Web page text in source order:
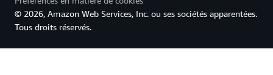
© 2026, Amazon Web Services, Inc. ou ses sociétés apparentées.
Tous droits réservés.